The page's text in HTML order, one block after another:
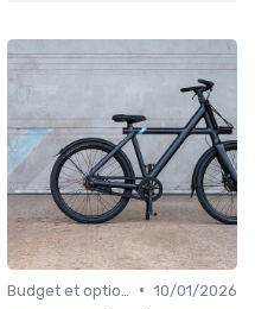
• 10/01/2026